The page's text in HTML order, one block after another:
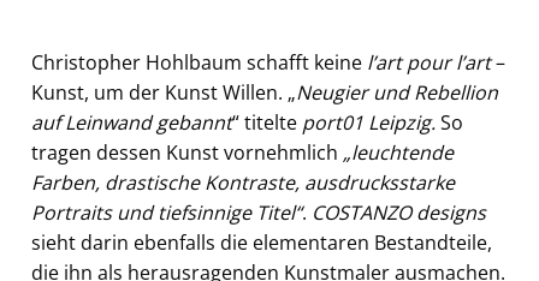
Christopher Hohlbaum schafft keine l’art pour l’art–
Kunst, um der Kunst Willen. „Neugier und Rebellion
auf Leinwand gebannt“ titelte port01 Leipzig.So
tragen dessen Kunst vornehmlich „leuchtende
Farben, drastische Kontraste, ausdrucksstarke
Portraits und tiefsinnige Titel“. COSTANZO designs
sieht darin ebenfalls die elementaren Bestandteile,
die ihn als herausragenden Kunstmaler ausmachen.